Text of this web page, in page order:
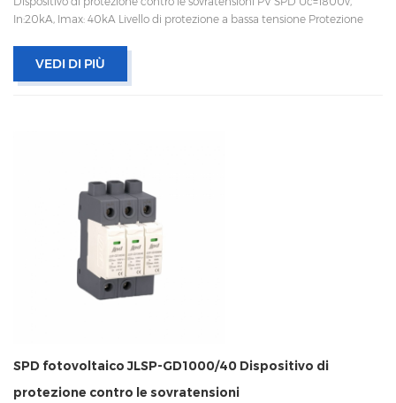
In:20kA, Imax: 40kA Livello di protezione a bassa tensione Protezione
OEM/ODM accettabile
VEDI DI PIÙ
SPD fotovoltaico JLSP-GD1000/40 Dispositivo di
protezione contro le sovratensioni